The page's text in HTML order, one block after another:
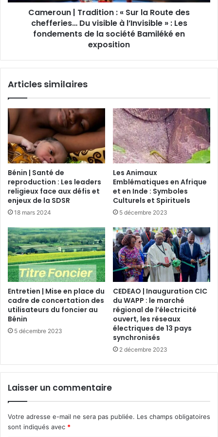
Cameroun | Tradition : « Sur la Route des
chefferies… Du visible à l’Invisible » : Les
fondements de la société Bamiléké en
exposition
Articles similaires
Bénin | Santé de
reproduction : Les leaders
religieux face aux défis et
enjeux de la SDSR
18 mars 2024
Les Animaux
Emblématiques en Afrique
et en Inde : Symboles
Culturels et Spirituels
5 décembre 2023
Entretien | Mise en place du
cadre de concertation des
utilisateurs du foncier au
Bénin
5 décembre 2023
CEDEAO | Inauguration CIC
du WAPP : le marché
régional de l’électricité
ouvert, les réseaux
électriques de 13 pays
synchronisés
2 décembre 2023
Laisser un commentaire
Votre adresse e-mail ne sera pas publiée. Les champs obligatoires
sont indiqués avec *